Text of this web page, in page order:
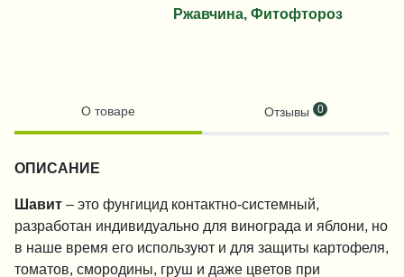
Ржавчина, Фитофтороз
О товаре Отзывы 0
ОПИСАНИЕ
Шавит – это фунгицид контактно-системный,
разработан индивидуально для винограда и яблони, но
в наше время его используют и для защиты картофеля,
томатов, смородины, груш и даже цветов при